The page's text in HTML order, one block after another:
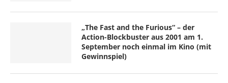
„The Fast and the Furious“ – der
Action-Blockbuster aus 2001 am 1.
September noch einmal im Kino (mit
Gewinnspiel)